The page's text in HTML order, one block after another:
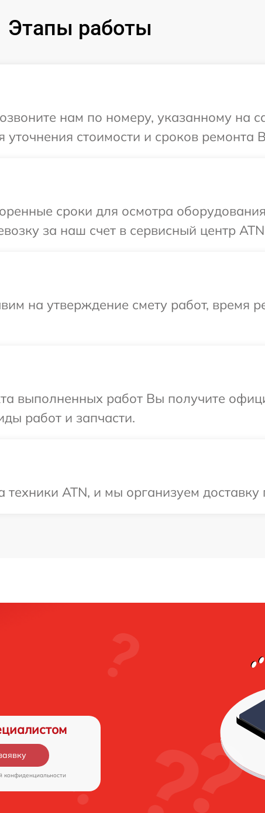
Этапы работы
нам по номеру, указанному на
стоимости и сроков ремонта
сроки для осмотра
за наш счет в сервисный центр
на утверждение смету работ, время
выполненных работ Вы получите
работ и запчасти.
ATN, и мы организуем доставку
конфиденциальности